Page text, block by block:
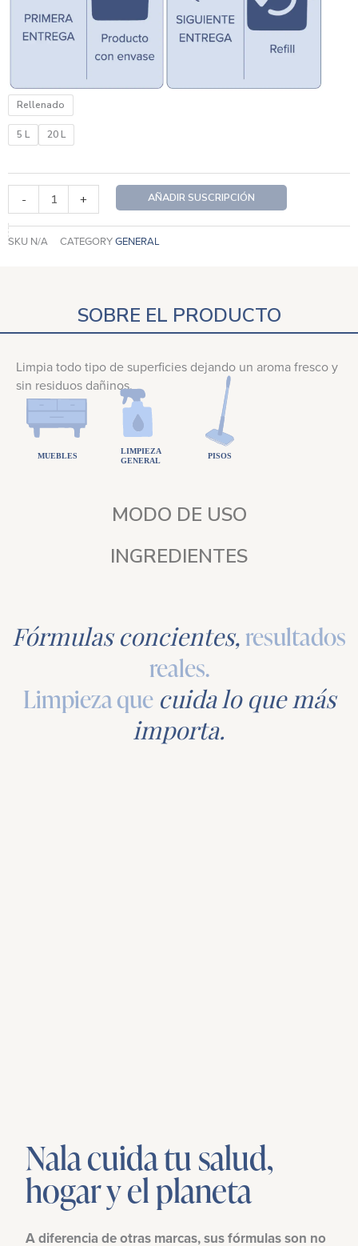
Rellenado
5 L 20 L
-
Limpiador
Multiusos
1
Mes
cantidad
+ AÑADIR SUSCRIPCIÓN
SKU N/A CATEGORYGENERAL
SOBRE EL PRODUCTO
MODO DE USO
INGREDIENTES
Limpia todo tipo de superficies dejando un aroma fresco y
sin residuos dañinos.
Fórmulas concientes,resultados
reales.
Limpieza que cuida lo que más
importa.
Nala cuida tu salud,
hogar y el planeta
A diferencia de otras marcas, sus fórmulas son no